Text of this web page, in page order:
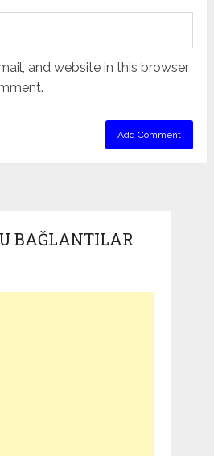
and website in this browser
BAĞLANTILAR